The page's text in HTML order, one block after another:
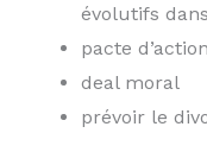
évolutifs
pacte
deal moral
prévoir le